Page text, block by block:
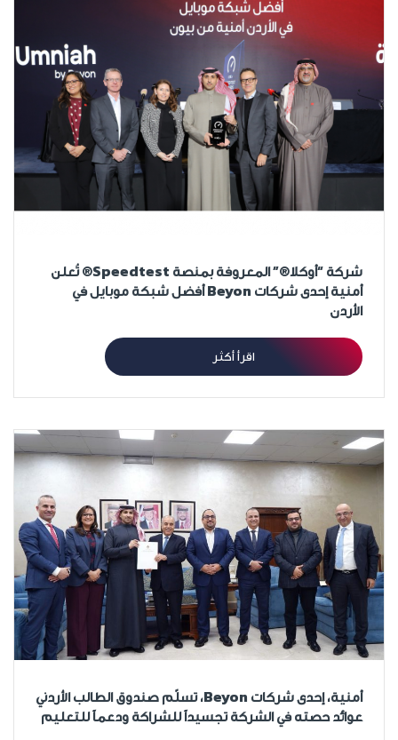
شركة “أوكلا®” المعروفة بمنصة Speedtest® تُعلن
أمنية إحدى شركات Beyon أفضل شبكة موبايل في
الأردن
اقرأ أكثر
أمنية، إحدى شركات Beyon، تسلّم صندوق الطالب الأردني
عوائد حصته في الشركة تجسيداً للشراكة ودعماً للتعليم